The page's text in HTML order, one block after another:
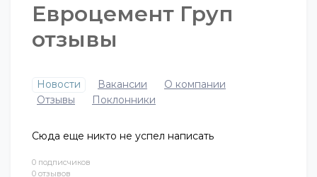
0 подписчиков
0 отзывов
Евроцемент Груп
отзывы
Новости Вакансии
О компании
Отзывы
Поклонники
Сюда еще никто не успел написать